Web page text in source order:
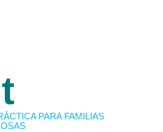
PARA FAMILIAS